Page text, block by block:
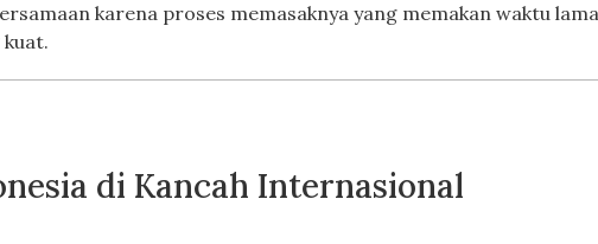
karena proses memasaknya yang memakan waktu
di Kancah Internasional